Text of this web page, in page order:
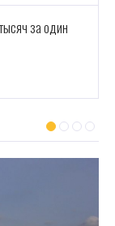
за один